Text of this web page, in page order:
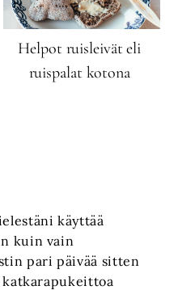
Helpot ruisleivät eli
ruispalat kotona
käyttää
kuin vain
pari päivää sitten